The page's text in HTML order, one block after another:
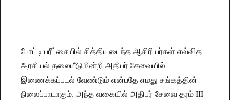
போட்டி பரீட்சையில் சித்தியடைந்த ஆசிரியர்கள் எவ்வித
அரசியல் தலையீடுமின்றி அதிபர் சேவையில்
இணைக்கப்படல் வேண்டும் என்பதே எமது சங்கத்தின்
நிலைப்பாடாகும். அந்த வகையில் அதிபர் சேவை தரம் III